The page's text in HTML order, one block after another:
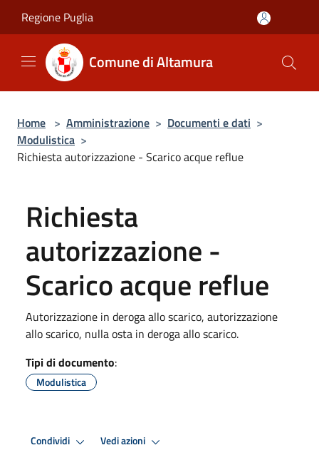
Regione Puglia
Comune di Altamura
Home > Amministrazione > Documenti e dati >
Modulistica >
Richiesta autorizzazione - Scarico acque reflue
Richiesta
autorizzazione -
Scarico acque reflue
Autorizzazione in deroga allo scarico, autorizzazione
allo scarico, nulla osta in deroga allo scarico.
Tipi di documento:
Modulistica
Condividi Vedi azioni